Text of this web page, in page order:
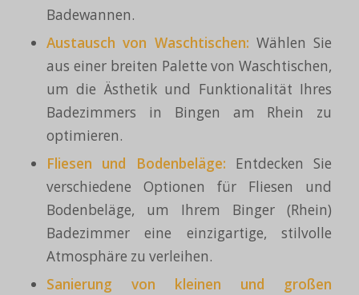
Badewannen.
Austausch von Waschtischen: Wählen Sie
aus einer breiten Palette von Waschtischen,
um die Ästhetik und Funktionalität Ihres
Badezimmers in Bingen am Rhein zu
optimieren.
Fliesen und Bodenbeläge: Entdecken Sie
verschiedene Optionen für Fliesen und
Bodenbeläge, um Ihrem Binger (Rhein)
Badezimmer eine einzigartige, stilvolle
Atmosphäre zu verleihen.
Sanierung von kleinen und großen